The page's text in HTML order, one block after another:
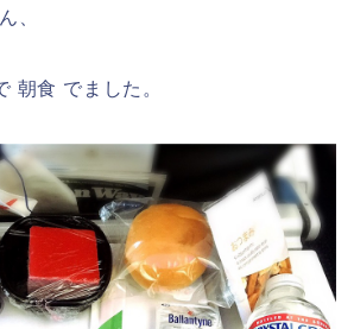
、
朝食 でました。